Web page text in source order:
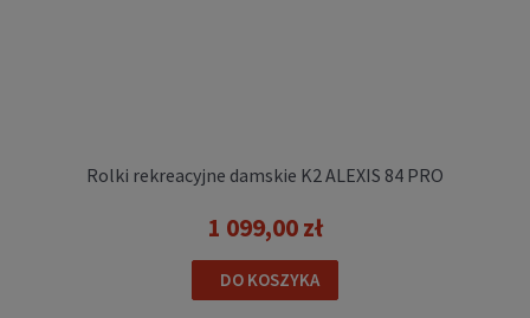
Rolki regulowane dla dzieci K2 EDDIE PRO
Rolki rekreacyjne damskie K2 ALEXIS 84 PRO
1 099,00 zł
DO KOSZYKA